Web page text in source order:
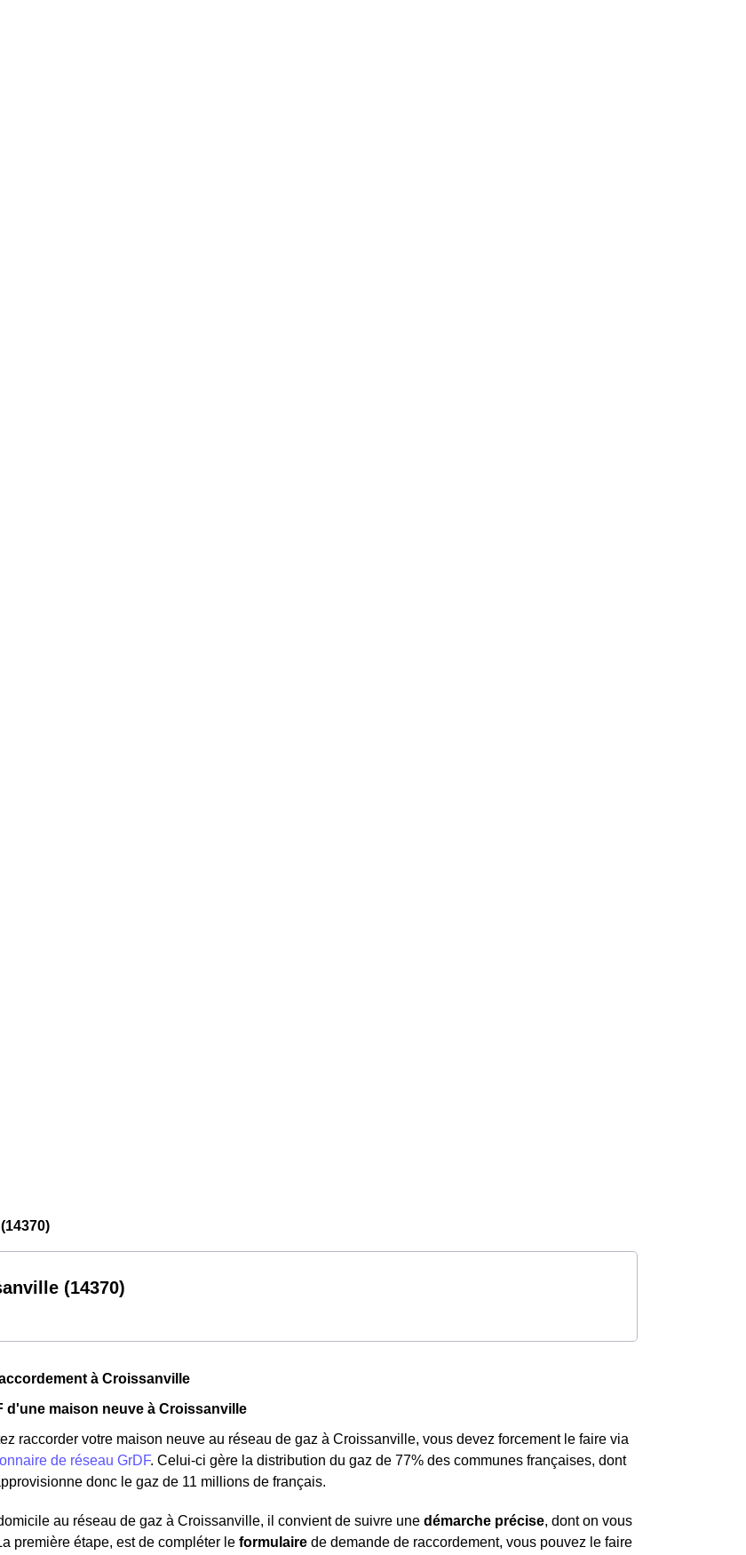
(14370)
à Croissanville
d'une maison neuve à Croissanville
raccorder votre maison neuve au réseau de gaz à Croissanville, vous devez forcement le faire via
de réseau GrDF. Celui-ci gère la distribution du gaz de 77% des communes françaises, dont
donc le gaz de 11 millions de français.
au réseau de gaz à Croissanville, il convient de suivre une démarche précise, dont on vous
première étape, est de compléter le formulaire de demande de raccordement, vous pouvez le faire